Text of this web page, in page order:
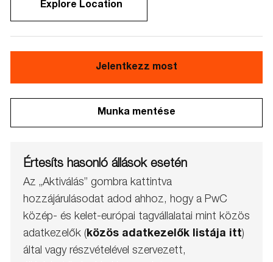
Explore Location
Jelentkezz most
Munka mentése
Értesíts hasonló állások esetén
Az „Aktiválás” gombra kattintva
hozzájárulásodat adod ahhoz, hogy a PwC
közép- és kelet-európai tagvállalatai mint közös
adatkezelők (közös adatkezelők listája itt)
által vagy részvételével szervezett,